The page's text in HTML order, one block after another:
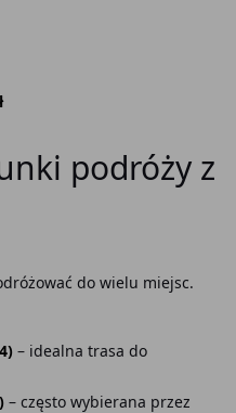
podróży z
do wielu miejsc.
– idealna trasa do
– często wybierana przez